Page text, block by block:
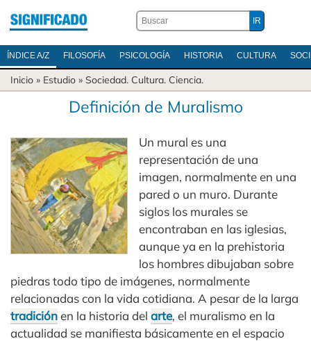
ÍNDICE A/Z FILOSOFÍA PSICOLOGÍA HISTORIA CULTURA
Inicio » Estudio » Sociedad. Cultura. Ciencia.
Definición de Muralismo
Un mural es una
representación de una
imagen, normalmente en una
pared o un muro. Durante
siglos los murales se
encontraban en las iglesias,
aunque ya en la prehistoria
los hombres dibujaban sobre
piedras todo tipo de imágenes, normalmente
relacionadas con la vida cotidiana. A pesar de la larga
tradiciónen la historia del arte, el muralismo en la
actualidad se manifiesta básicamente en el espacio